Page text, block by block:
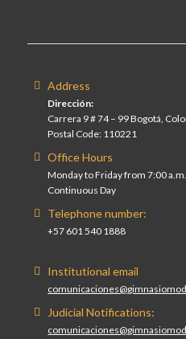
Address
Dirección:
Carrera 9 # 74 – 99 Bogotá,
Postal Code: 110221
Office Hours
Monday to Friday from 7:00
Continuous Day
Telephone number:
+57 601 540 1888
Institutional email
Judicial Notifications: